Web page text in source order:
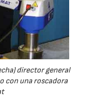
director general
con una roscadora